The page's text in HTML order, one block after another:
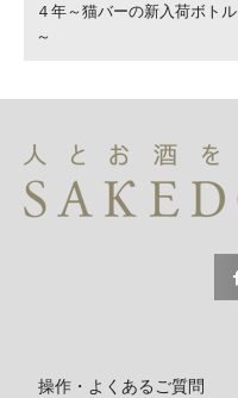
４年～猫バーの新入荷ボトル
～
操作・よくあるご質問